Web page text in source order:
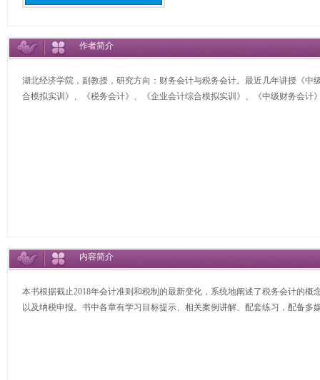
作者简介
湖北经济学院，副教授，研究方向：财务会计与税务会计。最近几年讲授《
合模拟实训》、《税务会计》、《企业会计综合模拟实训》、《中级财务会计
内容简介
本书根据截止2018年会计准则和税制的最新变化，系统地阐述了税务会计的
以及纳税申报。书中各章有学习目标提示、相关案例讲解、配套练习，配备